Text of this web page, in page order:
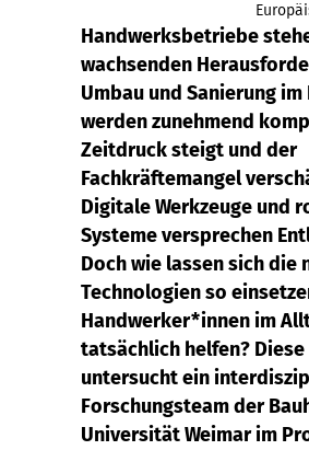
Handwerksbetriebe
wachsenden
Umbau und Sanierung im
werden zunehmend
Zeitdruck steigt und der
Fachkräftemangel
Digitale Werkzeuge und
Systeme versprechen
Doch wie lassen sich die
Technologien so
Handwerker*innen im
tatsächlich helfen? Diese
untersucht ein
Forschungsteam der
Universität Weimar im